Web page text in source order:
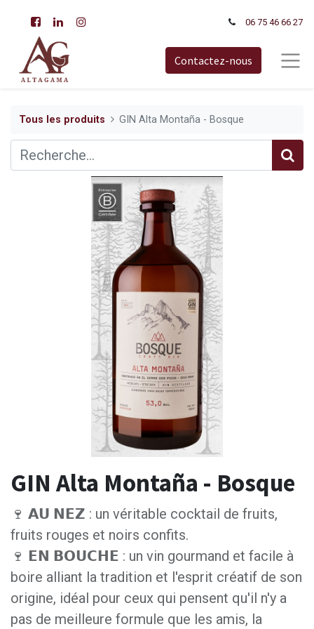
06 75 46 66​ 27
Contactez-nous
Tous les produits GIN Alta Montaña - Bosque
GIN Alta Montaña - Bosque
🍷 𝗔𝗨 𝗡𝗘𝗭 : un véritable cocktail de fruits,
fruits rouges et noirs confits.
🍷 𝗘𝗡 𝗕𝗢𝗨𝗖𝗛𝗘 : un vin gourmand et facile à
boire alliant la tradition et l'esprit créatif de son
origine, idéal pour ceux qui pensent qu'il n'y a
pas de meilleure formule que les amis, la